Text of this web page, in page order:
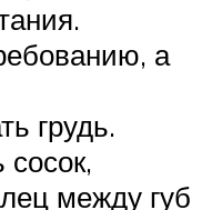
а
грудь.
между губ